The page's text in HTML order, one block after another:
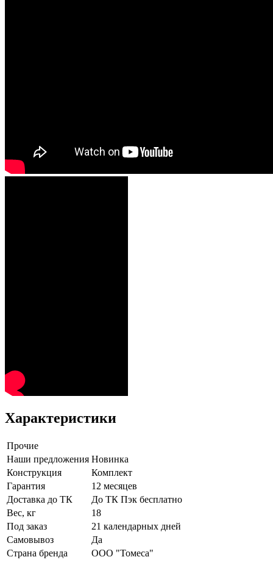
Характеристики
Прочие
Наши предложения Новинка
Конструкция
Комплект
Гарантия
12 месяцев
Доставка до ТК
До ТК Пэк бесплатно
Вес, кг
18
Под заказ
21 календарных дней
Самовывоз
Да
Страна бренда
ООО "Томеса"